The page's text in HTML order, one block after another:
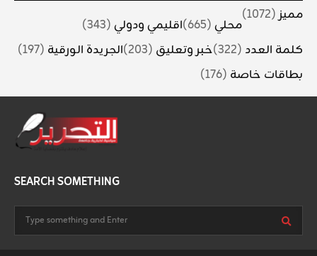
مميز(1072)
محلي (665) اقليمي ودولي (343)
كلمة العدد (322) خبر وتعليق (203) الجريدة الورقية (197)
بطاقات خاصة (176)
SEARCH SOMETHING